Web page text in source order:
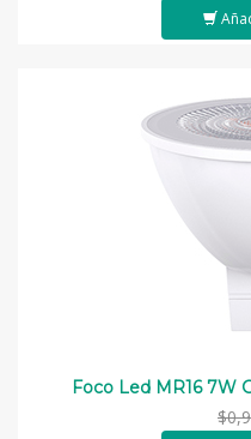
Foco Led MR16 7W